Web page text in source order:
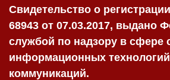
Свидетельство о
68943 от 07.03.2017, выдано
службой по надзору в сфере
информационных
коммуникаций.